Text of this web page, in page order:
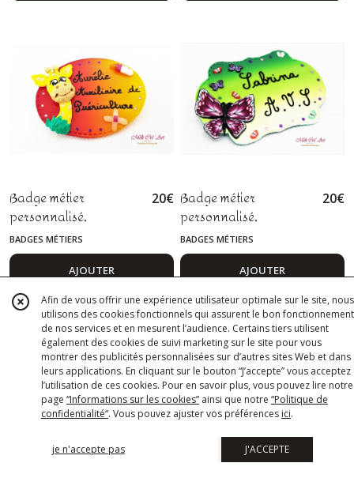
Badge métier
personnalisé,
puéricultrice,
assistante maternelle,
sage femme, pâte
polymère fimo
20€
BADGES MÉTIERS
AJOUTER
Badge métier
personnalisé,
auxiliaire d'éducation,
AVS, EVSH, infirmière,
nounou,pâte polymère
fimo
20€
BADGES MÉTIERS
AJOUTER
Afin de vous offrir une expérience utilisateur optimale sur le site, nous
utilisons des cookies fonctionnels qui assurent le bon fonctionnement
de nos services et en mesurent l’audience. Certains tiers utilisent
également des cookies de suivi marketing sur le site pour vous
montrer des publicités personnalisées sur d’autres sites Web et dans
leurs applications. En cliquant sur le bouton “J’accepte” vous acceptez
l’utilisation de ces cookies. Pour en savoir plus, vous pouvez lire notre
page “Informations sur les cookies” ainsi que notre “Politique de
confidentialité“. Vous pouvez ajuster vos préférences ici.
je n'accepte pas J'ACCEPTE